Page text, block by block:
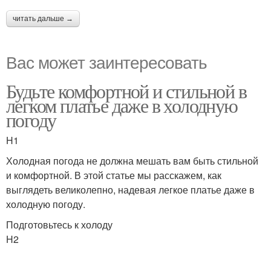
читать дальше →
Вас может заинтересовать
Будьте комфортной и стильной в
легком платье даже в холодную
погоду
H1
Холодная погода не должна мешать вам быть стильной
и комфортной. В этой статье мы расскажем, как
выглядеть великолепно, надевая легкое платье даже в
холодную погоду.
Подготовьтесь к холоду
H2